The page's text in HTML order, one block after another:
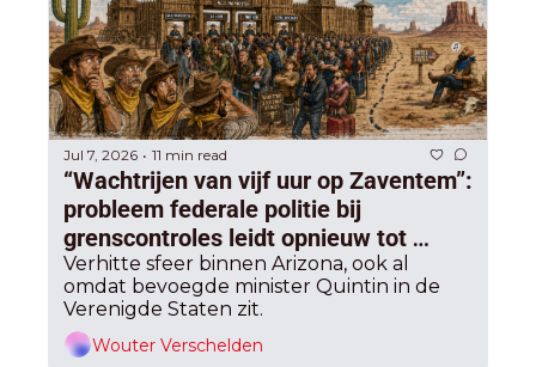
Jul 7, 2026 • 11 min read
“Wachtrijen van vijf uur op Zaventem”:
probleem federale politie bij
grenscontroles leidt opnieuw tot
hoogspanning
Verhitte sfeer binnen Arizona, ook al
omdat bevoegde minister Quintin in de
Verenigde Staten zit.
Wouter Verschelden